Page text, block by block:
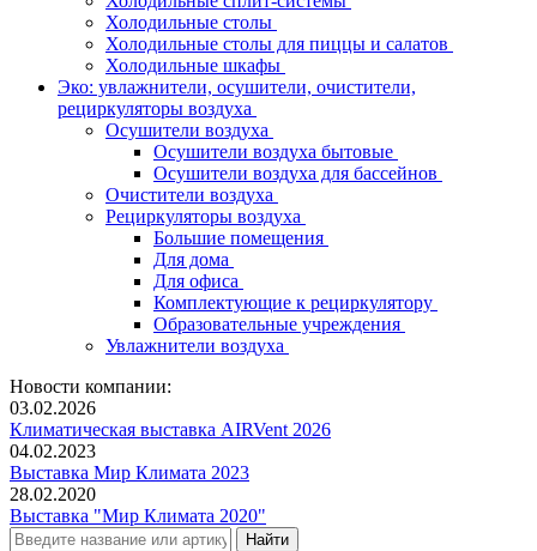
Холодильные столы
Холодильные столы для пиццы и салатов
Холодильные шкафы
Эко: увлажнители, осушители, очистители,
рециркуляторы воздуха
Осушители воздуха
Осушители воздуха бытовые
Осушители воздуха для бассейнов
Очистители воздуха
Рециркуляторы воздуха
Большие помещения
Для дома
Для офиса
Комплектующие к рециркулятору
Образовательные учреждения
Увлажнители воздуха
Новости компании:
03.02.2026
Климатическая выставка AIRVent 2026
04.02.2023
Выставка Мир Климата 2023
28.02.2020
Выставка "Мир Климата 2020"